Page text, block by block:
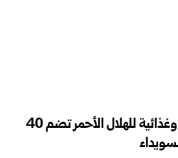
قافلة مساعدات إغاثية وغذائية للهلال الأحمر تضم 40